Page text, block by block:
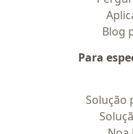
Blog
Para
Solução